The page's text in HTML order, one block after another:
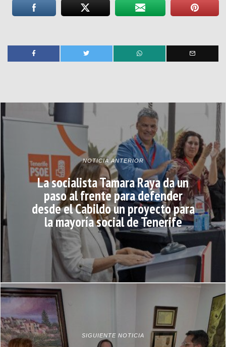
NOTICIA ANTERIOR
La socialista Tamara Raya da un
paso al frente para defender
desde el Cabildo un proyecto para
la mayoría social de Tenerife
SIGUIENTE NOTICIA